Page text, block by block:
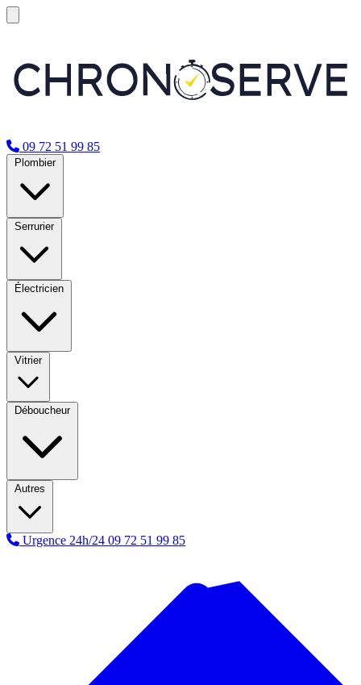
09 72 51 99 85
Plombier
Serrurier
Électricien
Vitrier
Déboucheur
Autres
Urgence 24h/24 09 72 51 99 85